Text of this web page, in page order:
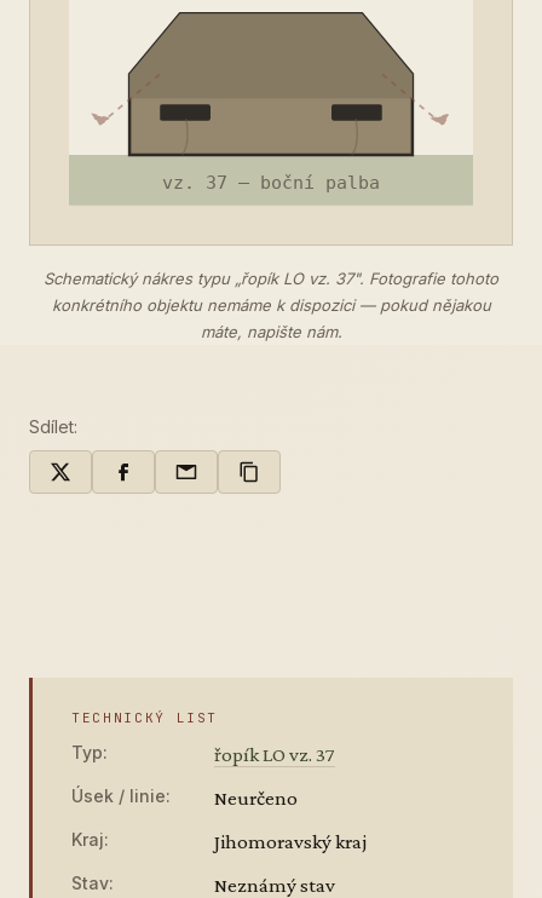
Schematický nákres typu „řopík LO vz. 37". Fotografie tohoto
konkrétního objektu nemáme k dispozici — pokud nějakou
máte, napište nám.
Sdílet:
TECHNICKÝ LIST
Typ: řopík LO vz. 37
Úsek / linie: Neurčeno
Kraj: Jihomoravský kraj
Stav: Neznámý stav